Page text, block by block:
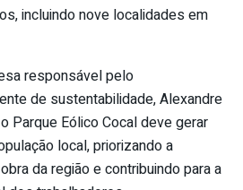
incluindo nove localidades em
responsável pelo
de sustentabilidade, Alexandre
Parque Eólico Cocal deve gerar
local, priorizando a
da região e contribuindo para a